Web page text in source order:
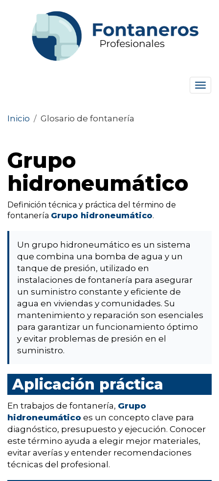
Inicio / Glosario de fontanería
Grupo
hidroneumático
Definición técnica y práctica del término de
fontanería Grupo hidroneumático.
Un grupo hidroneumático es un sistema
que combina una bomba de agua y un
tanque de presión, utilizado en
instalaciones de fontanería para asegurar
un suministro constante y eficiente de
agua en viviendas y comunidades. Su
mantenimiento y reparación son esenciales
para garantizar un funcionamiento óptimo
y evitar problemas de presión en el
suministro.
Aplicación práctica
En trabajos de fontanería, Grupo
hidroneumático es un concepto clave para
diagnóstico, presupuesto y ejecución. Conocer
este término ayuda a elegir mejor materiales,
evitar averías y entender recomendaciones
técnicas del profesional.